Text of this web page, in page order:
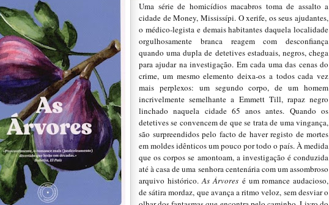
Uma série de homicídios macabros toma de assalto a
cidade de Money, Mississípi. O xerife, os seus ajudantes,
o médico-legista e demais habitantes daquela localidade
orgulhosamente branca reagem com desconfiança
quando uma dupla de detetives estaduais, negros, chega
para ajudar na investigação. Em cada uma das cenas do
crime, um mesmo elemento deixa-os a todos cada vez
mais perplexos: um segundo corpo, de um homem
incrivelmente semelhante a Emmett Till, rapaz negro
linchado naquela cidade 65 anos antes. Quando os
detetives se convencem de que se trata de uma vingança,
são surpreendidos pelo facto de haver registo de mortes
em moldes idênticos um pouco por todo o país. À medida
que os corpos se amontoam, a investigação é conduzida
até à casa de uma senhora centenária com um assombroso
arquivo histórico.As Árvores é um romance audacioso,
de sátira mordaz, que avança a ritmo veloz, sem desviar o